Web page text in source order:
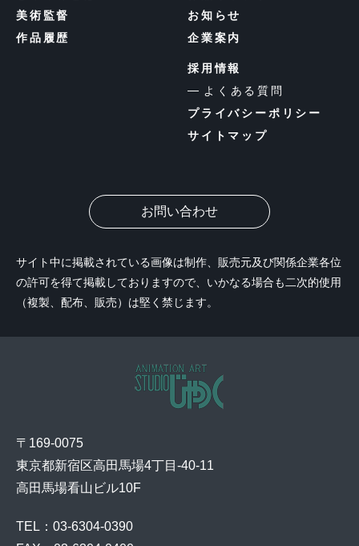
〒169-0075
東京都新宿区高田馬場4丁目-40-11
高田馬場看山ビル10F
TEL：03-6304-0390
美術監督
作品履歴
お知らせ
企業案内
採用情報
よくある質問
プライバシーポリシー
サイトマップ
お問い合わせ
サイト中に掲載されている画像は制作、販売元及び関係企業各位
の許可を得て掲載しておりますので、いかなる場合も二次的使用
（複製、配布、販売）は堅く禁じます。